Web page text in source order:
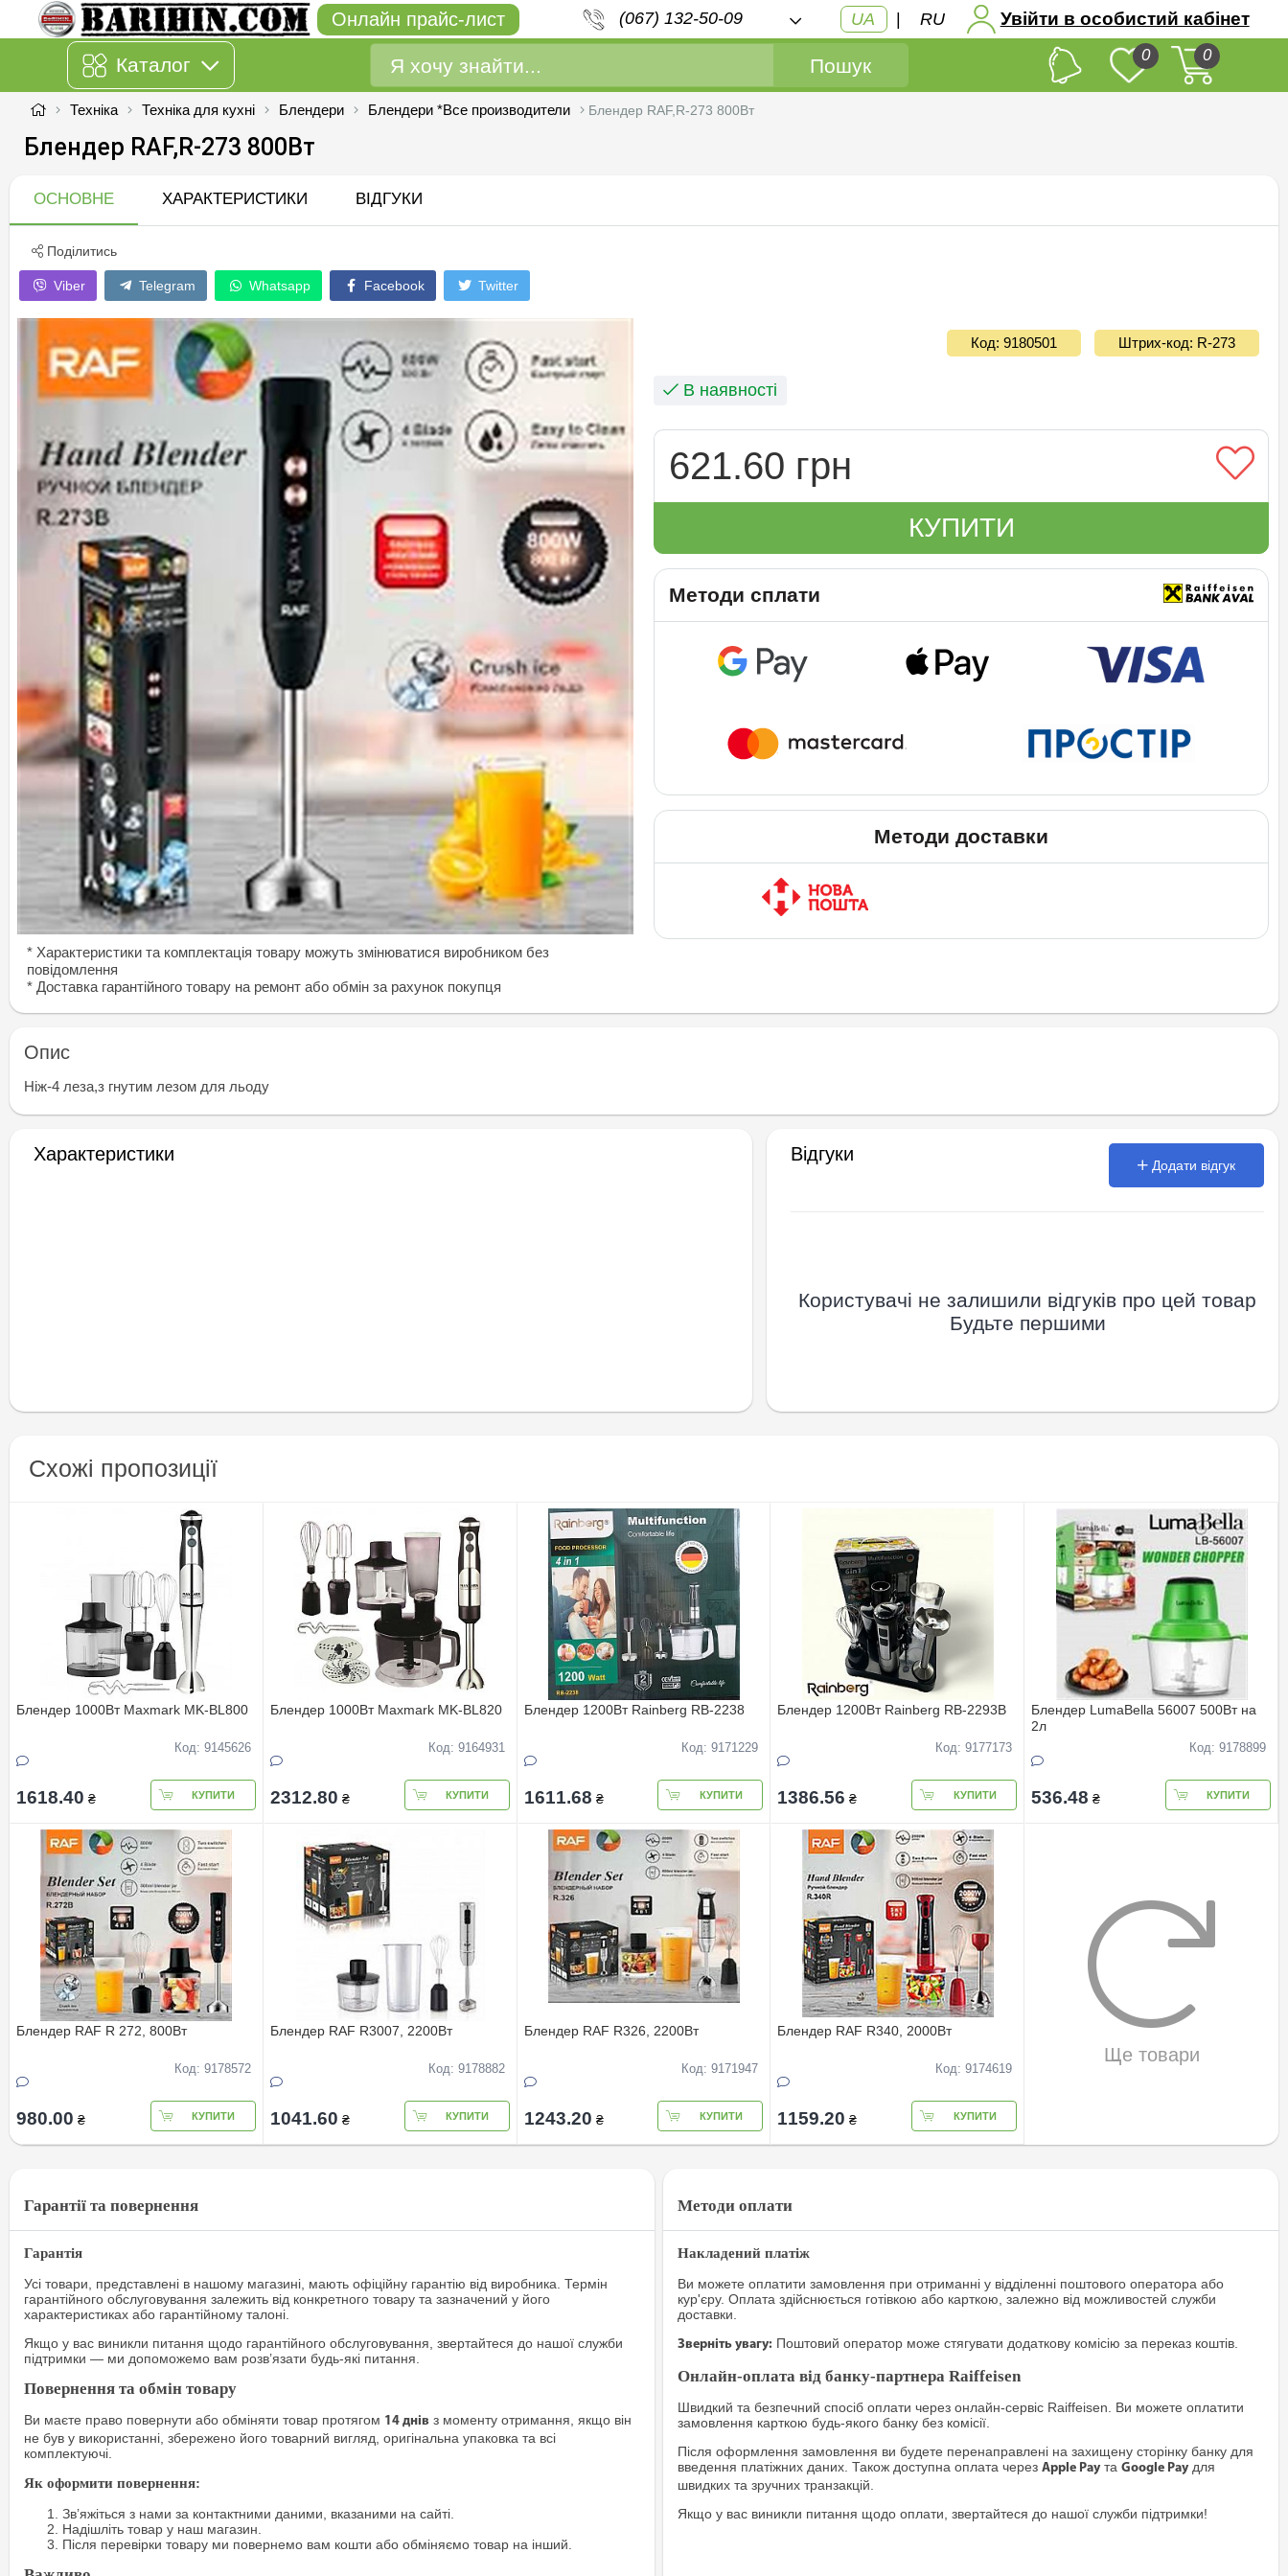
Онлайн прайс-лист (067) 132-50-09 UA | RU Увійти в особистий кабінет
Каталог Пошук 0 0
Техніка Техніка для кухні Блендери Блендери *Все производители Блендер RAF,R-273 800Вт
Блендер RAF,R-273 800Вт
ОСНОВНЕ ХАРАКТЕРИСТИКИ ВІДГУКИ
Поділитись
Viber Telegram Whatsapp Facebook Twitter
* Характеристики та комплектація товару можуть змінюватися виробником без
повідомлення
* Доставка гарантiйного товару на ремонт або обмiн за рахунок покупця
Код: 9180501 Штрих-код: R-273
В наявності
621.60 грн
КУПИТИ
Методи сплати
Методи доставки
Опис
Нiж-4 леза,з гнутим лезом для льоду
Характеристики Відгуки
Додати відгук
Користувачі не залишили відгуків про цей товар
Будьте першими
Схожі пропозиції
Блендер 1000Вт Maxmark MK-BL800
Код: 9145626
1618.40 ₴ КУПИТИ
Блендер 1000Вт Maxmark MK-BL820
Код: 9164931
2312.80 ₴ КУПИТИ
Блендер 1200Вт Rainberg RB-2238
Код: 9171229
1611.68 ₴ КУПИТИ
Блендер 1200Вт Rainberg RB-2293В
Код: 9177173
1386.56 ₴ КУПИТИ
Блендер LumaBella 56007 500Вт на
2л
Код: 9178899
536.48 ₴ КУПИТИ
Блендер RAF R 272, 800Вт
Код: 9178572
980.00 ₴ КУПИТИ
Блендер RAF R3007, 2200Вт
Код: 9178882
1041.60 ₴ КУПИТИ
Блендер RAF R326, 2200Вт
Код: 9171947
1243.20 ₴ КУПИТИ
Блендер RAF R340, 2000Вт
Код: 9174619
1159.20 ₴ КУПИТИ
Ще товари
Гарантії та повернення
Гарантія
Усі товари, представлені в нашому магазині, мають офіційну гарантію від виробника. Термін
гарантійного обслуговування залежить від конкретного товару та зазначений у його
характеристиках або гарантійному талоні.
Якщо у вас виникли питання щодо гарантійного обслуговування, звертайтеся до нашої служби
підтримки — ми допоможемо вам розв’язати будь-які питання.
Повернення та обмін товару
Ви маєте право повернути або обміняти товар протягом 14 днів з моменту отримання, якщо він
не був у використанні, збережено його товарний вигляд, оригінальна упаковка та всі
комплектуючі.
Як оформити повернення:
Зв’яжіться з нами за контактними даними, вказаними на сайті.
Надішліть товар у наш магазин.
Після перевірки товару ми повернемо вам кошти або обміняємо товар на інший.
Методи оплати
Накладений платіж
Ви можете оплатити замовлення при отриманні у відділенні поштового оператора або
кур'єру. Оплата здійснюється готівкою або карткою, залежно від можливостей служби
доставки.
Зверніть увагу: Поштовий оператор може стягувати додаткову комісію за переказ коштів.
Онлайн-оплата від банку-партнера Raiffeisen
Швидкий та безпечний спосіб оплати через онлайн-сервіс Raiffeisen. Ви можете оплатити
замовлення карткою будь-якого банку без комісії.
Після оформлення замовлення ви будете перенаправлені на захищену сторінку банку для
введення платіжних даних. Також доступна оплата черезApple Pay таGoogle Pay для
швидких та зручних транзакцій.
Якщо у вас виникли питання щодо оплати, звертайтеся до нашої служби підтримки!